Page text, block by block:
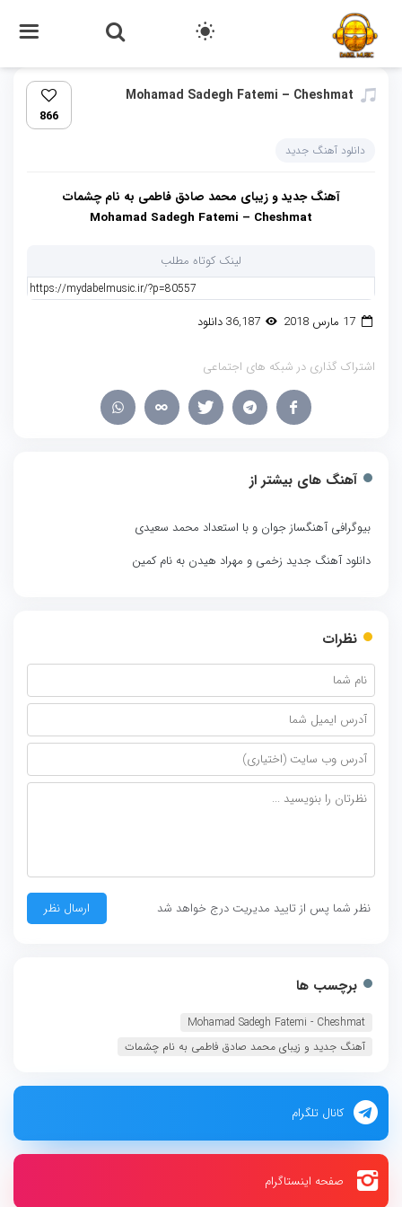
Mohamad Sadegh Fatemi – Cheshmat‏
866
دانلود آهنگ جدید
آهنگ جدید و زیبای محمد صادق فاطمی به نام چشمات
Mohamad Sadegh Fatemi – Cheshmat
لینک کوتاه مطلب
17 مارس 2018 36,187 دانلود
اشتراک گذاری در شبکه های اجتماعی
آهنگ های بیشتر از
بیوگرافی آهنگساز جوان و با استعداد محمد سعیدی
دانلود آهنگ جدید زخمی و مهراد هیدن به نام کمین
نظرات
نظر شما پس از تایید مدیریت درج خواهد شد
برچسب ها
Mohamad Sadegh Fatemi - Cheshmat‏
آهنگ جدید و زیبای محمد صادق فاطمی به نام چشمات
کانال تلگرام
صفحه اینستاگرام